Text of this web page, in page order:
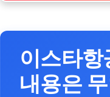
이스타
내용은